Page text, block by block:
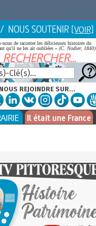
/ NOUS SOUTENIR [VOIR]
nous de raconter les délicieuses histoires du
qu'il ne les ait oubliées » (C. Nodier, 1840)
NOUS REJOINDRE SUR...
Il était une France